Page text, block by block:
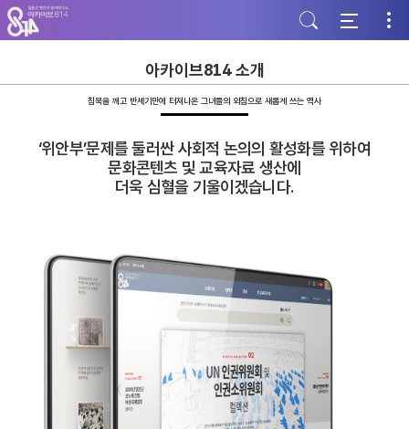
주
메
뉴
가
본
문
바
기
하
단
바
기
아카이브814 소개
침묵을 깨고 반세기만에 터져나온 그녀들의 외침으로 새롭게 쓰는 역사
‘위안부’문제를 둘러싼 사회적 논의의 활성화를 위하여
문화콘텐츠 및 교육자료 생산에
더욱 심혈을 기울이겠습니다.